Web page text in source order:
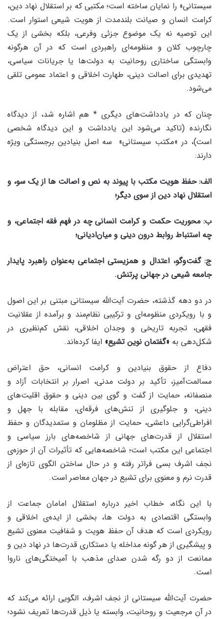
سیستانی» را نمایان ساخته است؛ مکتبی که بر استقلال نهاد دین،
کرامت انسان و صیانت بلندمدت از هویت شیعی استوار است.
این توصیه نه یک موضوع جزئی وفرعی، بلکه بخشی از یک
چارچوب کلان و منظومه‌ای راهبردی است که در آن هرگونه
وابستگی ساختاری روحانیت به دولت‌ها یا جریانات سیاسی،
تهدیدی برای اصالت دینی، طهارت اخلاقی و اعتماد عمومی تلقی
می‌شود.
چنان که در یادداشت‌های دیگری * هم اشاره شد، از دیدگاه
نگارنده (تاکید می‌شود این یادداشت و این دیدگاه شخصی
است)، در «مکتب سیستانی» سه اصل بنیادین برجستگی ویژه
دارند:
الف: حفظ هویت مکتب با پیوند به نص و اصالت ها از یک سو، و
استقلال نهاد دین از سوی دیگر؛
ب: محوریت حکمت و کرامت انسانی چه در فهم فقه اجتماعی، و
چه استنباط روابط درون دینی و میان‌ادیانی؛
ج: گفت‌وگو، اعتدال و همزیستی اجتماعی به‌عنوان راهبرد پایدار
جامعه شیعی در جهانی پرتنش.
در دو دهه گذشته، حضرت آیت‌الله سیستانی مبتنی بر این اصول
و با رویکردی منظومه‌ای و ترکیبی نظام‌مند و برآمده از عقلانیت
فقهی، تجربه تاریخی و وجدان اخلاقی، نقش کم‌نظیری در
شکل‌دهی به «گفتمان نوین تشیع» ایفا کرده‌اند.
دفاع از حقوق بنیادین و کرامت انسانی، حق اعتراض
مسالمت‌آمیز، تأکید بر دولت مدنی، اصرار بر انتخابات آزاد و
منصفانه، حمایت از گفت و گوی بین دینی و حقوق اقلیت‌های
دینی، و جلوگیری از تنش‌های فرقه‌ای، مقابله با جهل و
افراطی‌گرایی داعشی، حمایت از مظلومان و ستمدیدگان و حفظ
استقلال از قدرت‌های جهانی از شاخصه‌های بارز سیاسی و
اجتماعی این مکتب است؛ شاخصه‌هایی که تأثیرات آن از حوزه‌ی
نجف اشرف بسی فراتر رفته و در حال ساختن الگوی تازه‌ای از
قدرت نرم و معنوی برای تشیع در جهان معاصر است.
با این نگاه، خطاب اخیر درباره استقلال امامان جماعت از
وابستگی اقتصادی به دولت ها، بخشی از ایده‌ی اخلاقی و
رویکردی است که هدف آن حفظ هویت و شفافیت معنوی تشیع
و پیشگیری از هر گونه مداخله یا دستکاری قدرت‌ها در نهاد دین و
ممانعت از دو رگه شدن صدای مذهب با آمیختگی‌های ناروا
است.
حضرت آیت‌الله سیستانی از نجف اشرف، الگویی ارائه می‌کند که
در آن مرجعیت و روحانیت، وابسته یا ذیل قدرت‌ها تعریف نشود؛